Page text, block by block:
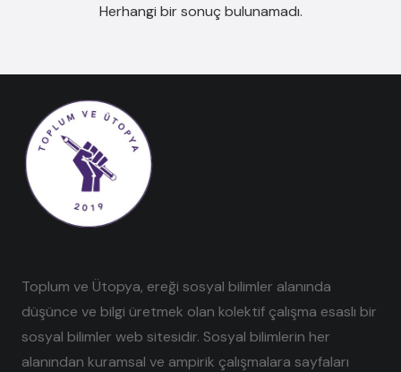
Herhangi bir sonuç bulunamadı.
Toplum ve Ütopya, ereği sosyal bilimler alanında
düşünce ve bilgi üretmek olan kolektif çalışma esaslı bir
sosyal bilimler web sitesidir. Sosyal bilimlerin her
alanından kuramsal ve ampirik çalışmalara sayfaları